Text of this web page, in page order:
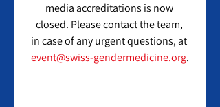
media accreditations is now
closed. Please contact the team,
in case of any urgent questions, at
event@swiss-gendermedicine.org.